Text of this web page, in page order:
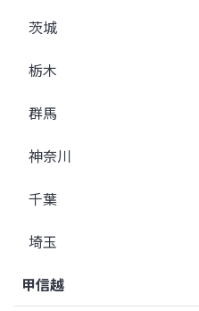
茨城
栃木
群馬
神奈川
千葉
埼玉
甲信越